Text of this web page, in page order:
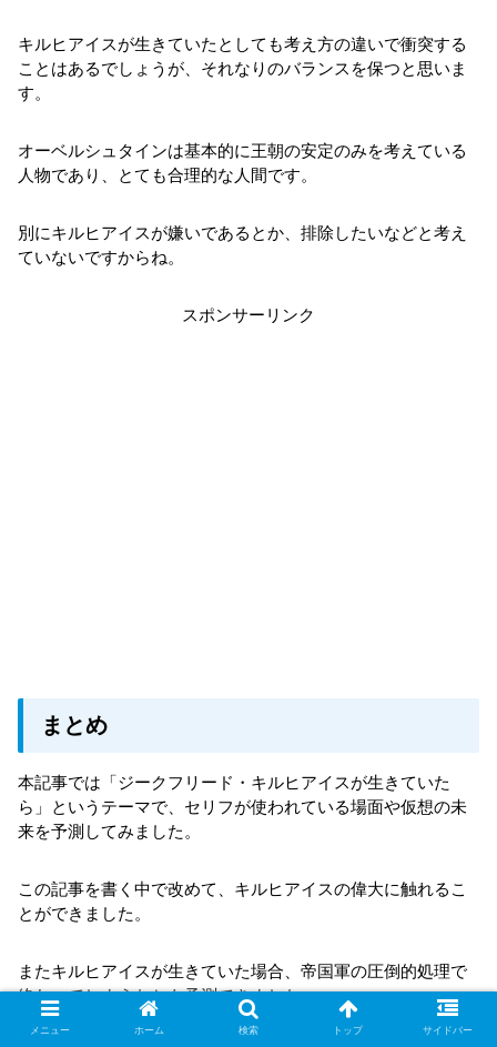
キルヒアイスが生きていたとしても考え方の違いで衝突する
ことはあるでしょうが、それなりのバランスを保つと思いま
す。
オーベルシュタインは基本的に王朝の安定のみを考えている
人物であり、とても合理的な人間です。
別にキルヒアイスが嫌いであるとか、排除したいなどと考え
ていないですからね。
スポンサーリンク
まとめ
本記事では「ジークフリード・キルヒアイスが生きていた
ら」というテーマで、セリフが使われている場面や仮想の未
来を予測してみました。
この記事を書く中で改めて、キルヒアイスの偉大に触れるこ
とができました。
またキルヒアイスが生きていた場合、帝国軍の圧倒的処理で
終わってしまうなとも予測できました。
メニュー ホーム 検索 トップ サイドバー